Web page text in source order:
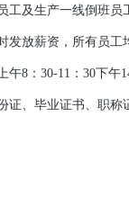
及生产一线倒班员
放薪资，所有员工
8：30-11：30下午
、毕业证书、职称